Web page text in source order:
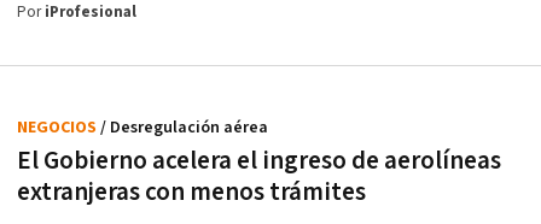
PoriProfesional
El Gobierno acelera el ingreso de aerolíneas
extranjeras con menos trámites
NEGOCIOS / Desregulación aérea